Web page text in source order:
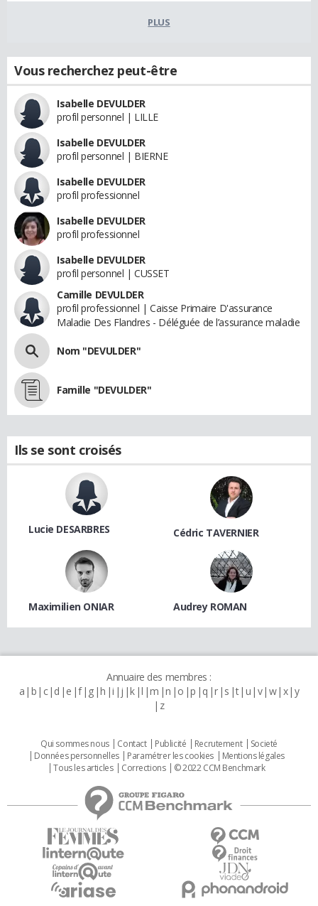
PLUS
Vous recherchez peut-être
Isabelle DEVULDER
profil personnel | LILLE
Isabelle DEVULDER
profil personnel | BIERNE
Isabelle DEVULDER
profil professionnel
Isabelle DEVULDER
profil professionnel
Isabelle DEVULDER
profil personnel | CUSSET
Camille DEVULDER
profil professionnel | Caisse Primaire D'assurance
Maladie Des Flandres - Déléguée de l’assurance maladie
Nom "DEVULDER"
Famille "DEVULDER"
Ils se sont croisés
Lucie DESARBRES Cédric TAVERNIER
Maximilien ONIAR Audrey ROMAN
Annuaire des membres :
a b c d e f g h i j k l m n o p q r s t u v w x y
z
Qui sommes nous Contact Publicité Recrutement
Societé
Données personnelles
Paramétrer les cookies
Mentions légales
Tous les articles
Corrections © 2022 CCM Benchmark